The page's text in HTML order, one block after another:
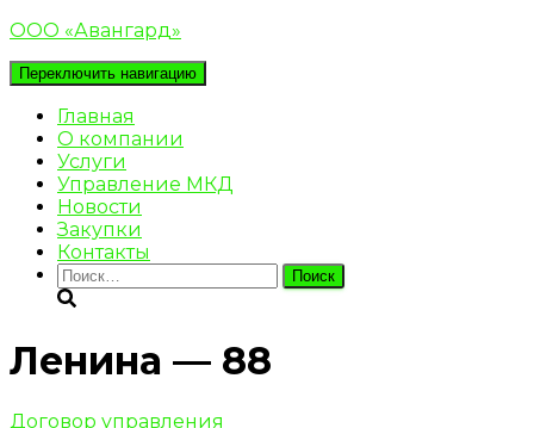
ООО «Авангард»
Переключить навигацию
Главная
О компании
Услуги
Управление МКД
Новости
Закупки
Контакты
Найти:
Ленина — 88
Договор управления